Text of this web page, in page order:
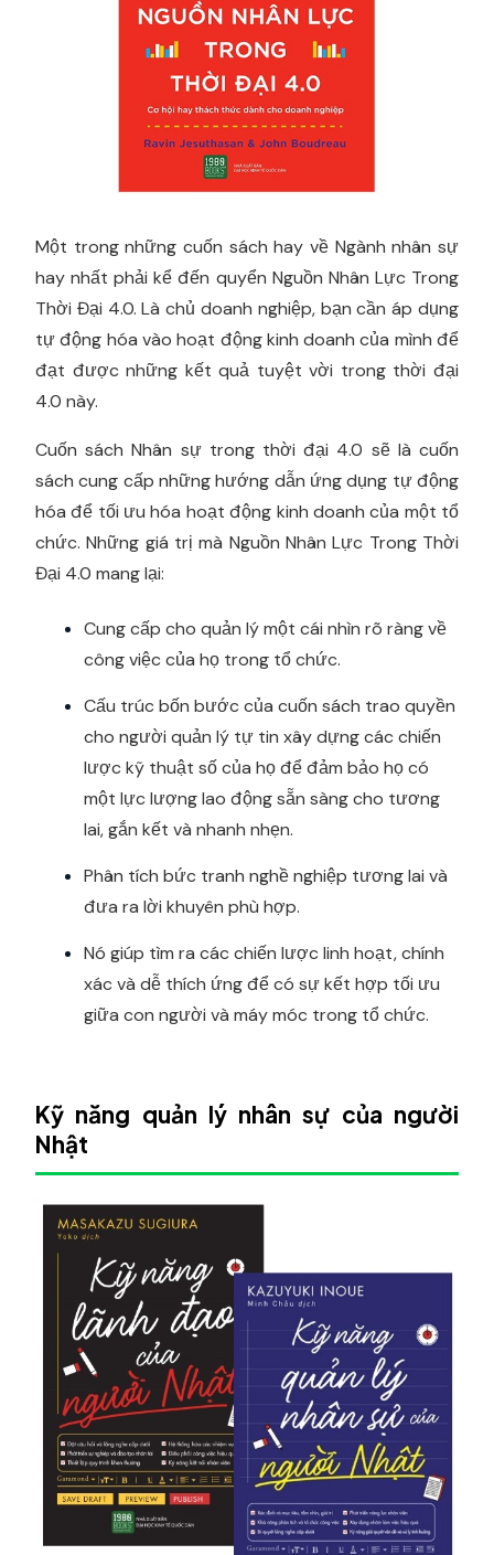
Một trong những cuốn sách hay về Ngành nhân sự
hay nhất phải kể đến quyển Nguồn Nhân Lực Trong
Thời Đại 4.0. Là chủ doanh nghiệp, bạn cần áp dụng
tự động hóa vào hoạt động kinh doanh của mình để
đạt được những kết quả tuyệt vời trong thời đại
4.0 này.
Cuốn sách Nhân sự trong thời đại 4.0 sẽ là cuốn
sách cung cấp những hướng dẫn ứng dụng tự động
hóa để tối ưu hóa hoạt động kinh doanh của một tổ
chức. Những giá trị mà Nguồn Nhân Lực Trong Thời
Đại 4.0 mang lại:
Cung cấp cho quản lý một cái nhìn rõ ràng về
công việc của họ trong tổ chức.
Cấu trúc bốn bước của cuốn sách trao quyền
cho người quản lý tự tin xây dựng các chiến
lược kỹ thuật số của họ để đảm bảo họ có
một lực lượng lao động sẵn sàng cho tương
lai, gắn kết và nhanh nhẹn.
Phân tích bức tranh nghề nghiệp tương lai và
đưa ra lời khuyên phù hợp.
Nó giúp tìm ra các chiến lược linh hoạt, chính
xác và dễ thích ứng để có sự kết hợp tối ưu
giữa con người và máy móc trong tổ chức.
Kỹ năng quản lý nhân sự của người
Nhật